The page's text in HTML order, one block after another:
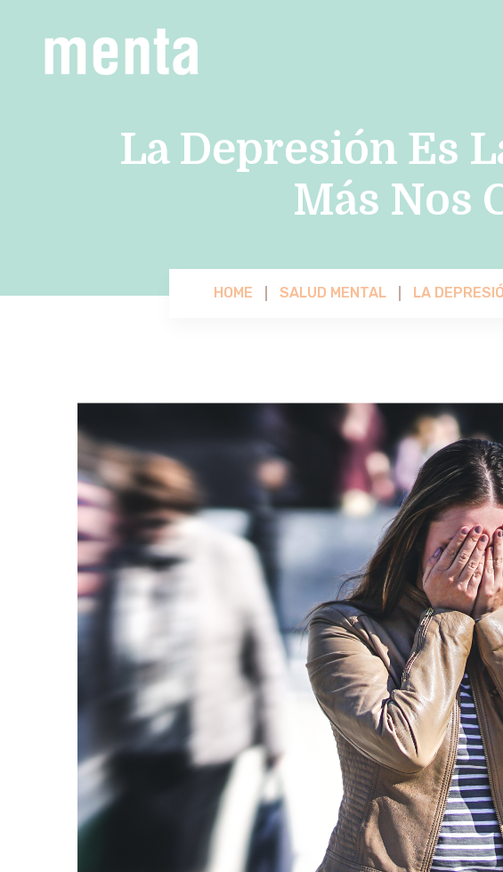
La Depresión Es
Más Nos
HOME SALUD MENTAL LA